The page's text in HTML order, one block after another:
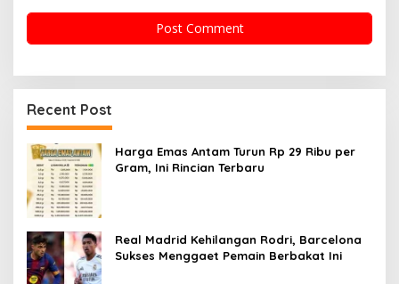
Recent Post
Harga Emas Antam Turun Rp 29 Ribu per
Gram, Ini Rincian Terbaru
Real Madrid Kehilangan Rodri, Barcelona
Sukses Menggaet Pemain Berbakat Ini